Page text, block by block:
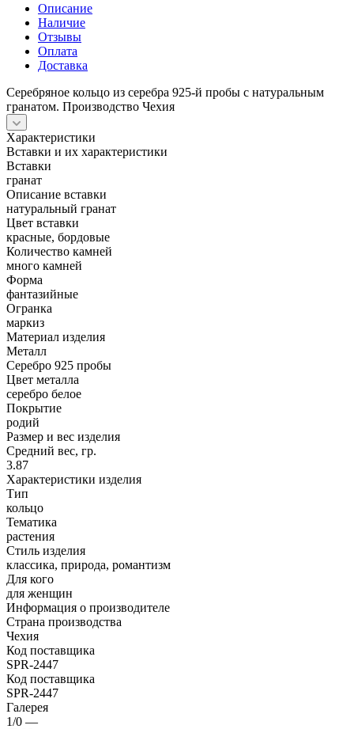
Описание
Наличие
Отзывы
Оплата
Доставка
Серебряное кольцо из серебра 925-й пробы с натуральным
гранатом. Производство Чехия
Характеристики
Вставки и их характеристики
Вставки
гранат
Описание вставки
натуральный гранат
Цвет вставки
красные, бордовые
Количество камней
много камней
Форма
фантазийные
Огранка
маркиз
Материал изделия
Металл
Серебро 925 пробы
Цвет металла
серебро белое
Покрытие
родий
Размер и вес изделия
Средний вес, гр.
3.87
Характеристики изделия
Тип
кольцо
Тематика
растения
Стиль изделия
классика, природа, романтизм
Для кого
для женщин
Информация о производителе
Страна производства
Чехия
Код поставщика
SPR-2447
Код поставщика
SPR-2447
Галерея
1/0 —